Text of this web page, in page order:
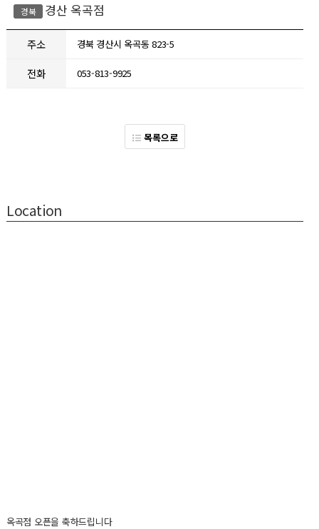
경북 경산 옥곡점
주소 경북 경산시 옥곡동 823-5
전화 053-813-9925
목록으로
Location
옥곡점 오픈을 축하드립니다